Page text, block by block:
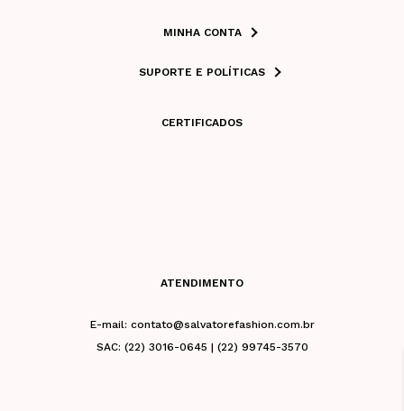
MINHA CONTA
SUPORTE E POLÍTICAS
CERTIFICADOS
ATENDIMENTO
E-mail: contato@salvatorefashion.com.br
SAC: (22) 3016-0645 | (22) 99745-3570